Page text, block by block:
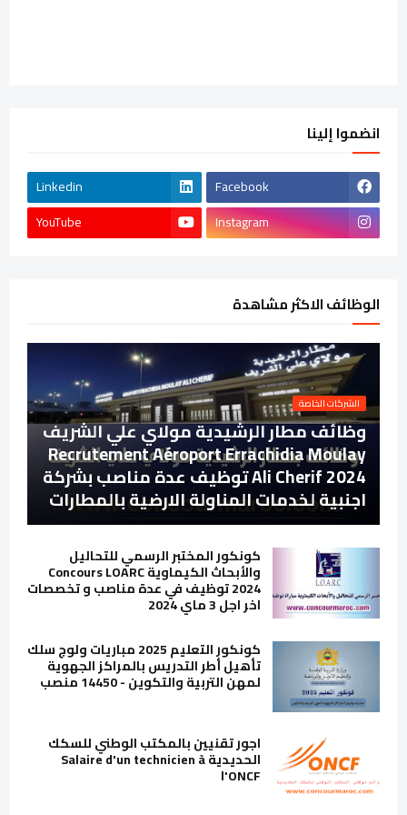
انضموا إلينا
Facebook
Linkedin
Instagram
YouTube
الوظائف الاكثر مشاهدة
الشركات الخاصة
وظائف مطار الرشيدية مولاي علي الشريف
Recrutement Aéroport Errachidia Moulay
Ali Cherif 2024 توظيف عدة مناصب بشركة
اجنبية لخدمات المناولة الارضية بالمطارات
كونكور المختبر الرسمي للتحاليل
والأبحاث الكيماوية Concours LOARC
2024 توظيف في عدة مناصب و تخصصات
اخر اجل 3 ماي 2024
كونكور التعليم 2025 مباريات ولوج سلك
تأهيل أطر التدريس بالمراكز الجهوية
لمهن التربية والتكوين - 14450 منصب
اجور تقنيين بالمكتب الوطني للسكك
الحديدية Salaire d'un technicien à
l'ONCF